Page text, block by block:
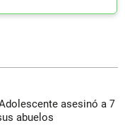
asesinó a 7
abuelos